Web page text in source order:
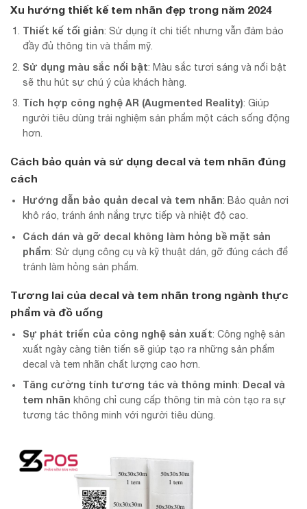
Xu hướng thiết kế tem nhãn đẹp trong năm 2024
Thiết kế tối giản: Sử dụng ít chi tiết nhưng vẫn đảm bảo
đầy đủ thông tin và thẩm mỹ.
Sử dụng màu sắc nổi bật: Màu sắc tươi sáng và nổi bật
sẽ thu hút sự chú ý của khách hàng.
Tích hợp công nghệ AR (Augmented Reality): Giúp
người tiêu dùng trải nghiệm sản phẩm một cách sống động
hơn.
Cách bảo quản và sử dụng decal và tem nhãn đúng
cách
Hướng dẫn bảo quản decal và tem nhãn: Bảo quản nơi
khô ráo, tránh ánh nắng trực tiếp và nhiệt độ cao.
Cách dán và gỡ decal không làm hỏng bề mặt sản
phẩm: Sử dụng công cụ và kỹ thuật dán, gỡ đúng cách để
tránh làm hỏng sản phẩm.
Tương lai của decal và tem nhãn trong ngành thực
phẩm và đồ uống
Sự phát triển của công nghệ sản xuất: Công nghệ sản
xuất ngày càng tiên tiến sẽ giúp tạo ra những sản phẩm
decal và tem nhãn chất lượng cao hơn.
Tăng cường tính tương tác và thông minh: Decal và
tem nhãn không chỉ cung cấp thông tin mà còn tạo ra sự
tương tác thông minh với người tiêu dùng.